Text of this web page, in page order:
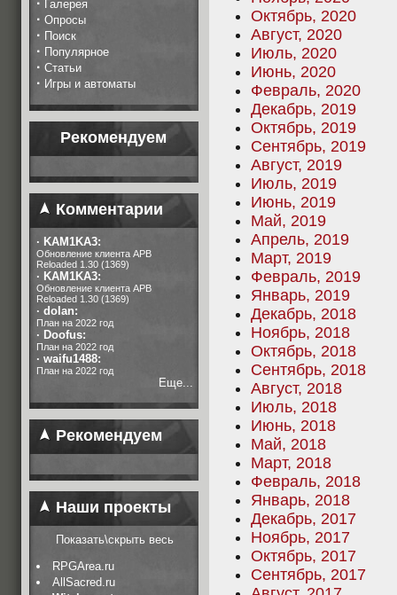
· Галерея
· Опросы
· Поиск
· Популярное
· Статьи
· Игры и автоматы
Рекомендуем
Комментарии
· KAM1KA3:
Обновление клиента APB
Reloaded 1.30 (1369)
· KAM1KA3:
Обновление клиента APB
Reloaded 1.30 (1369)
· dolan:
План на 2022 год
· Doofus:
План на 2022 год
· waifu1488:
План на 2022 год
Еще...
Рекомендуем
Наши проекты
Показать\скрыть весь
RPGArea.ru
AllSacred.ru
Октябрь, 2020
Август, 2020
Июль, 2020
Июнь, 2020
Февраль, 2020
Декабрь, 2019
Октябрь, 2019
Сентябрь, 2019
Август, 2019
Июль, 2019
Июнь, 2019
Май, 2019
Апрель, 2019
Март, 2019
Февраль, 2019
Январь, 2019
Декабрь, 2018
Ноябрь, 2018
Октябрь, 2018
Сентябрь, 2018
Август, 2018
Июль, 2018
Июнь, 2018
Май, 2018
Март, 2018
Февраль, 2018
Январь, 2018
Декабрь, 2017
Ноябрь, 2017
Октябрь, 2017
Сентябрь, 2017